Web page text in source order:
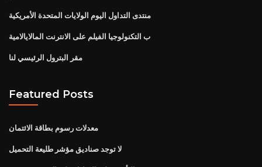
منتدى التداول اليوم الولايات المتحدة الأمريكية
ب التكنولوجيا الفيلم على الانترنت المالايالامية
مقر البترول الرئيسي لنا
Featured Posts
معدلات رسوم بطاقة الائتمان
لا توجد صناديق مؤشر طليعة التحميل